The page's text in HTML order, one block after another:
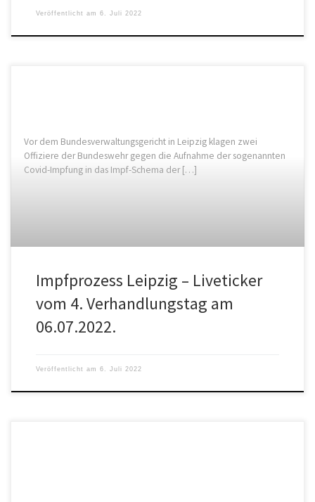
Veröffentlicht am 6. Juli 2022
Vor dem Bundesverwaltungsgericht in Leipzig klagen zwei
Offiziere der Bundeswehr gegen die Aufnahme der sogenannten
Covid-Impfung in das Impf-Schema der […]
Impfprozess Leipzig – Liveticker
vom 4. Verhandlungstag am
06.07.2022.
Veröffentlicht am 6. Juli 2022